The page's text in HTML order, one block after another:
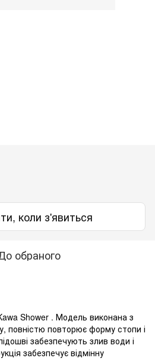
коли з'явиться
обраного
Shower . Модель виконана з
повністю повторює форму стопи і
забезпечують злив води і
забезпечує відмінну